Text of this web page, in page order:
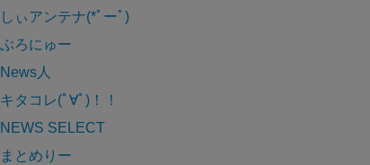
しぃアンテナ(*ﾟーﾟ)
ぶろにゅー
News人
キタコレ(ﾟ∀ﾟ)！！
NEWS SELECT
まとめりー